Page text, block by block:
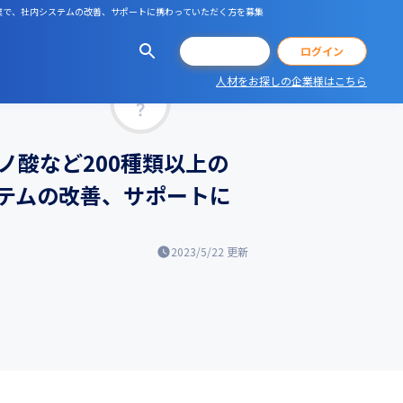
、社内システムの改善、サポートに携わっていただく方を募集
ログイン
人材をお探しの企業様はこちら
酸など200種類以上の
ムの改善、サポートに
2023/5/22 更新